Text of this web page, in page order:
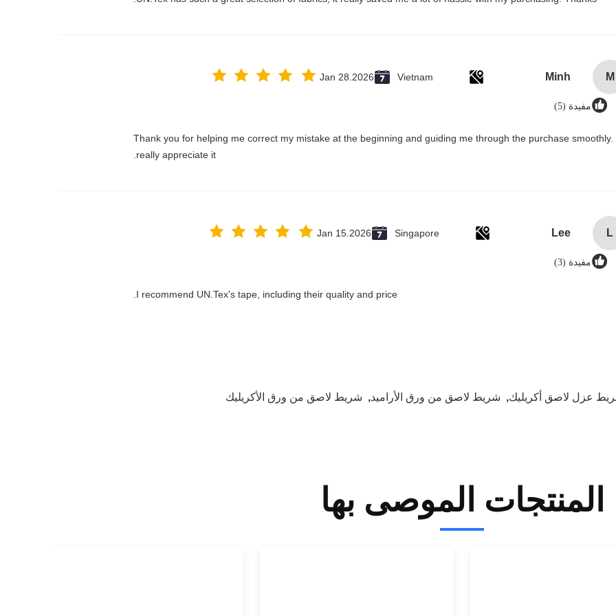
M
Minh
Vietnam
Jan 28.2026
مفيدة (5)
Thank you for helping me correct my mistake at the beginning and guiding me through the purchase smoothly.
really appreciate it.
L
Lee
Singapore
Jan 15.2026
مفيدة (3)
I recommend UN.Tex's tape, including their quality and price.
عزل لاصق أكريليك, شريط لاصق من ورق الأراميد, شريط لاصق من ورق الأكريليك
المنتجات الموصى بها